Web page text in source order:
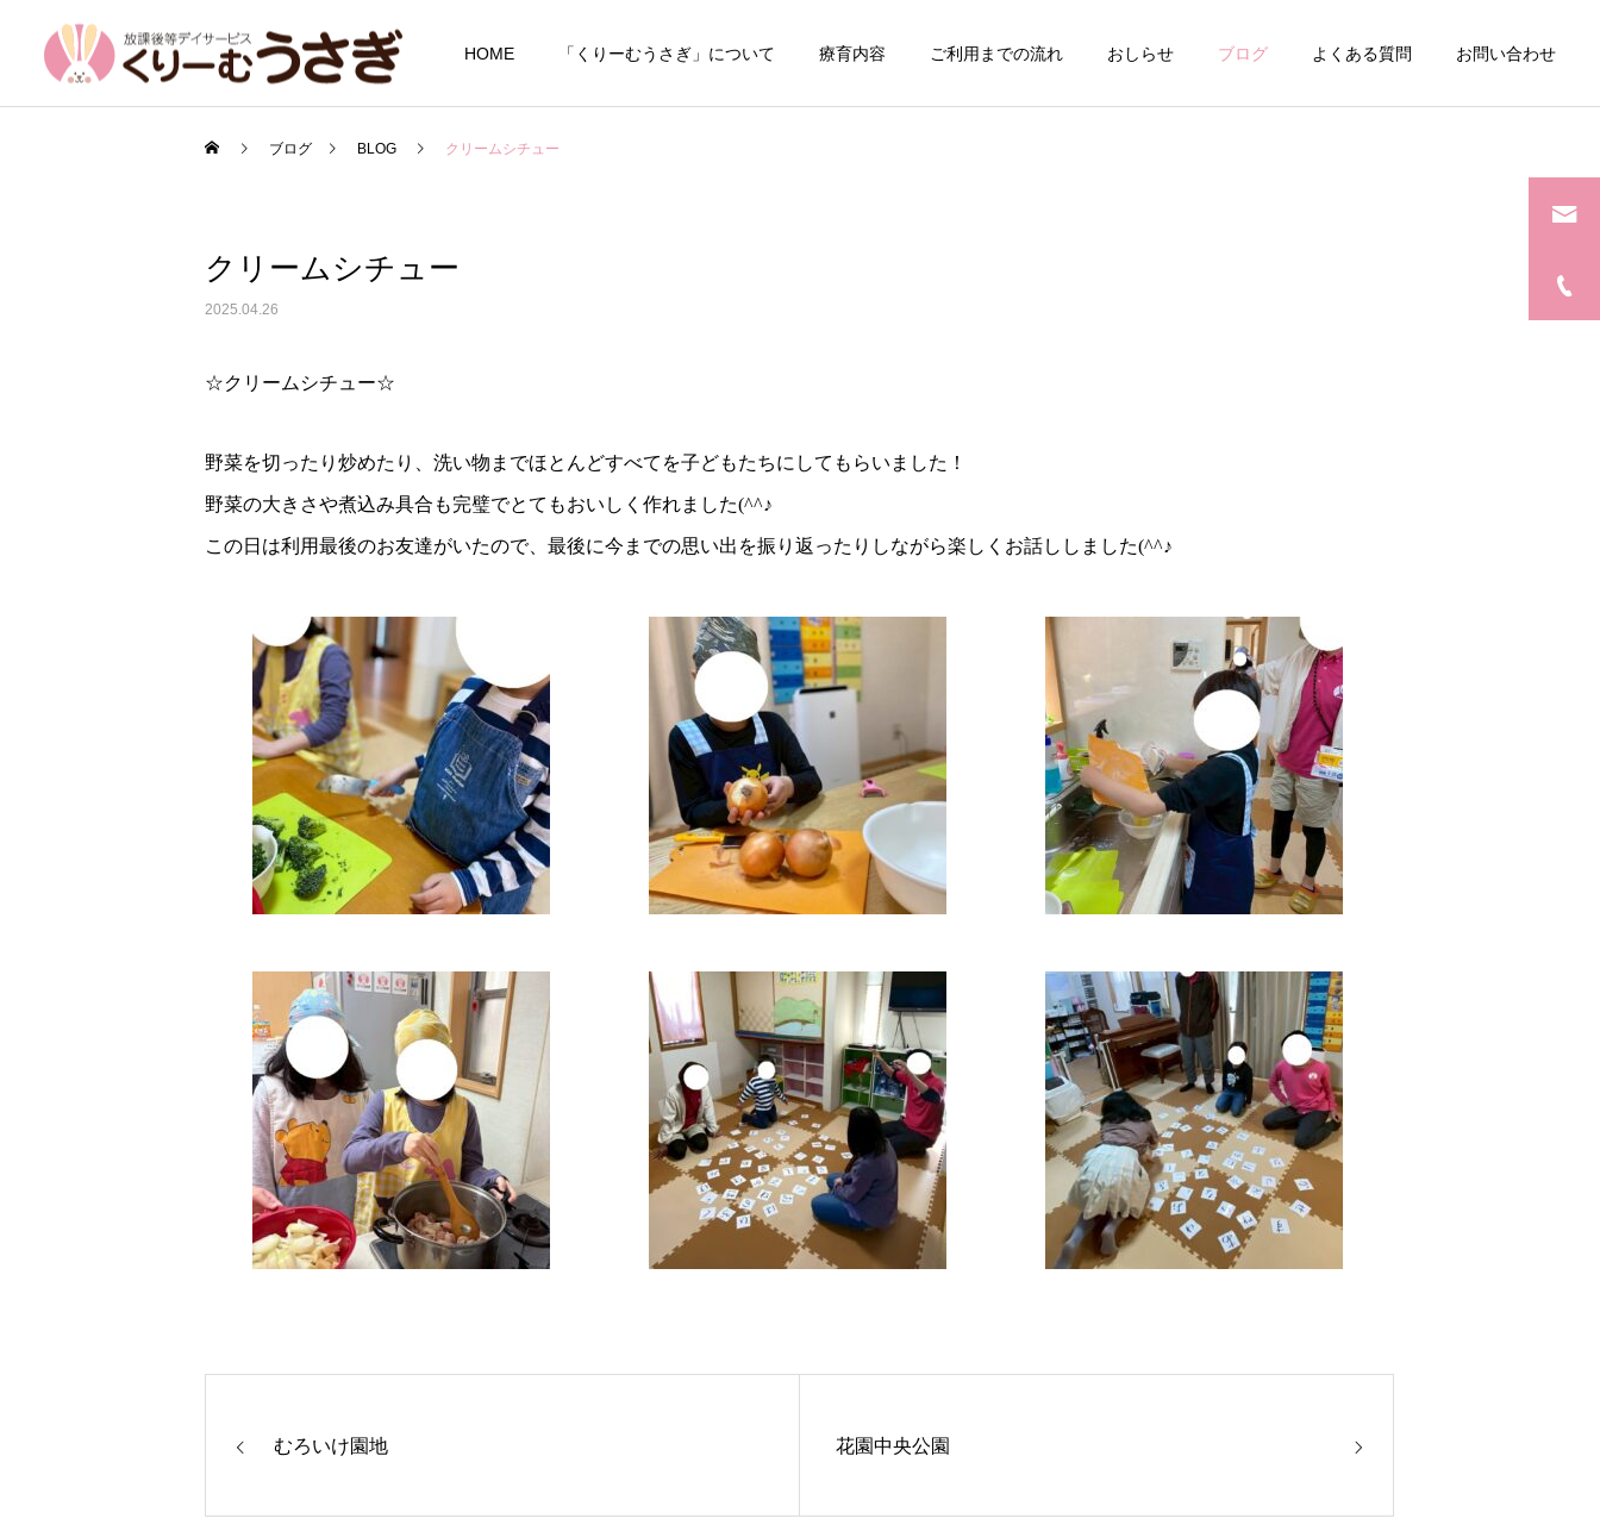
HOME 「くりーむうさぎ」について 療育内容 ご利用までの流れ おしらせ ブログ よくある質問 お問い合わせ
ブログ BLOG クリームシチュー
クリームシチュー
2025.04.26
☆クリームシチュー☆
野菜を切ったり炒めたり、洗い物までほとんどすべてを子どもたちにしてもらいました！
野菜の大きさや煮込み具合も完璧でとてもおいしく作れました(^^♪
この日は利用最後のお友達がいたので、最後に今までの思い出を振り返ったりしながら楽しくお話ししました(^^♪
むろいけ園地 花園中央公園